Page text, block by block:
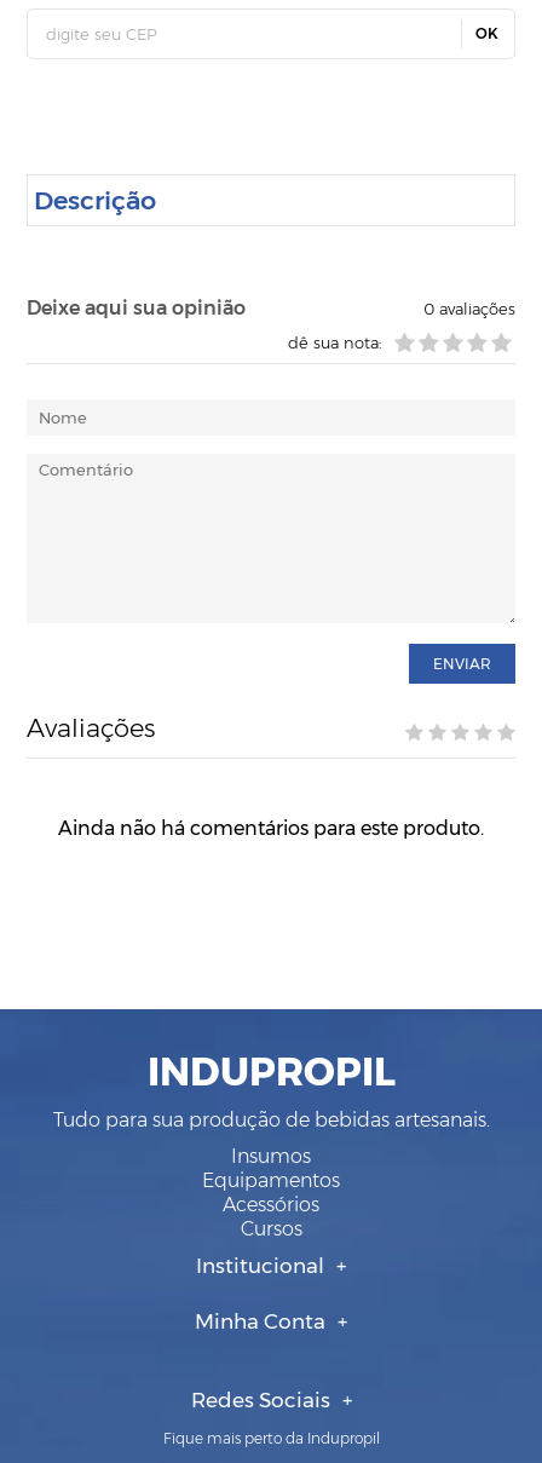
OK
Descrição
Deixe aqui sua opinião 0avaliações
dê sua nota:
ENVIAR
Avaliações
Ainda não há comentários para este produto.
INDUPROPIL
Tudo para sua produção de bebidas artesanais.
Insumos
Equipamentos
Acessórios
Cursos
Institucional
Minha Conta
Redes Sociais
Fique mais perto da Indupropil